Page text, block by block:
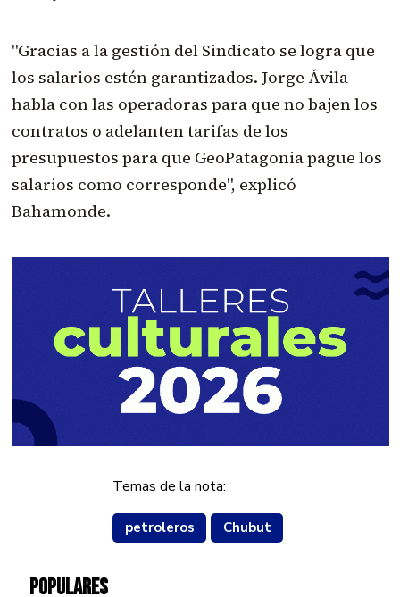
"Gracias a la gestión del Sindicato se logra que
los salarios estén garantizados. Jorge Ávila
habla con las operadoras para que no bajen los
contratos o adelanten tarifas de los
presupuestos para que GeoPatagonia pague los
salarios como corresponde", explicó
Bahamonde.
Temas de la nota:
petroleros Chubut
POPULARES